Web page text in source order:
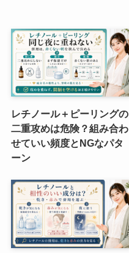
レチノール＋ピーリングの
二重攻めは危険？組み合わ
せていい頻度とNGなパタ
ーン